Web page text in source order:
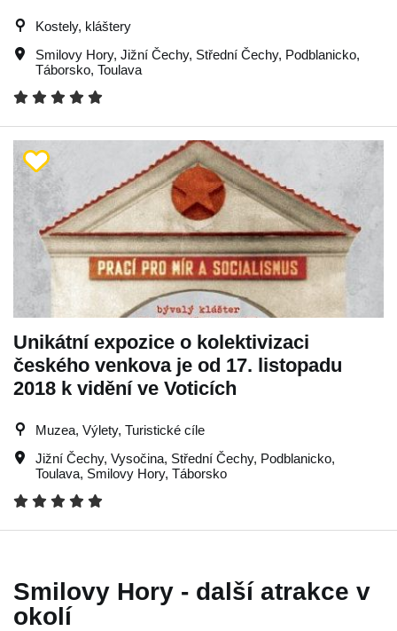
Kostely, kláštery
Smilovy Hory, Jižní Čechy, Střední Čechy, Podblanicko,
Táborsko, Toulava
Unikátní expozice o kolektivizaci
českého venkova je od 17. listopadu
2018 k vidění ve Voticích
Muzea, Výlety, Turistické cíle
Jižní Čechy, Vysočina, Střední Čechy, Podblanicko,
Toulava, Smilovy Hory, Táborsko
Smilovy Hory - další atrakce v
okolí